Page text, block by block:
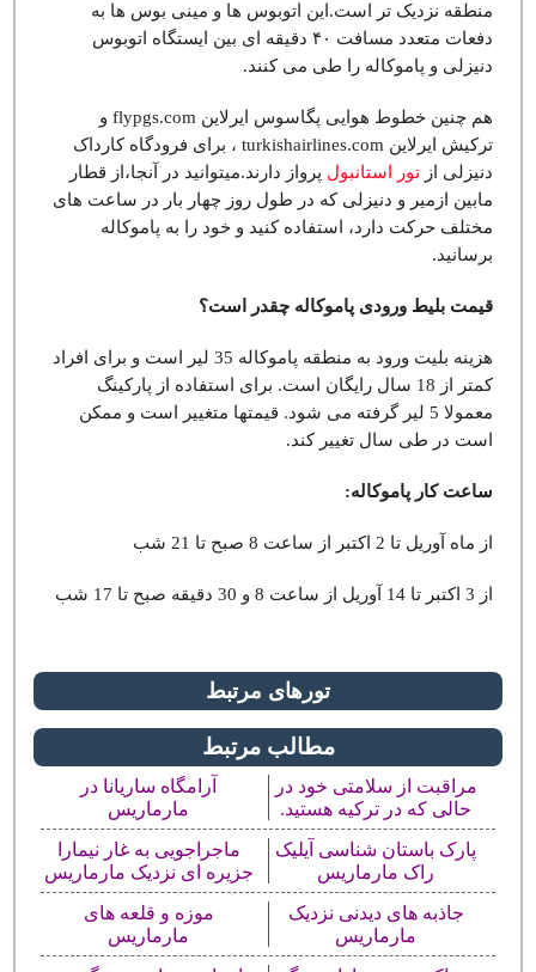
منطقه نزدیک تر است.این اتوبوس ها و مینی بوس ها به
دفعات متعدد مسافت ۴۰ دقیقه ای بین ایستگاه اتوبوس
دنیزلی و پاموکاله را طی می کنند.
هم چنین خطوط هوایی پگاسوس ایرلاین flypgs.com و
ترکیش ایرلاین turkishairlines.com ، برای فرودگاه کارداک
دنیزلی ازتور استانبول پرواز دارند.میتوانید در آنجا،از قطار
مابین ازمیر و دنیزلی که در طول روز چهار بار در ساعت های
مختلف حرکت دارد، استفاده کنید و خود را به پاموکاله
برسانید.
قیمت بلیط ورودی پاموکاله چقدر است؟
هزینه بلیت ورود به منطقه پاموکاله 35 لیر است و برای افراد
کمتر از 18 سال رایگان است. برای استفاده از پارکینگ
معمولا 5 لیر گرفته می شود. قیمتها متغییر است و ممکن
است در طی سال تغییر کند.
ساعت کار پاموکاله:
از ماه آوریل تا 2 اکتبر از ساعت 8 صبح تا 21 شب
از 3 اکتبر تا 14 آوریل از ساعت 8 و 30 دقیقه صبح تا 17 شب
تورهای مرتبط
مطالب مرتبط
مراقبت از سلامتی خود در
حالی که در ترکیه هستید.
آرامگاه ساریانا در
مارماریس
پارک باستان شناسی آیلیک
راک مارماریس
ماجراجویی به غار نیمارا
جزیره ای نزدیک مارماریس
جاذبه های دیدنی نزدیک
مارماریس
موزه و قلعه های
مارماریس